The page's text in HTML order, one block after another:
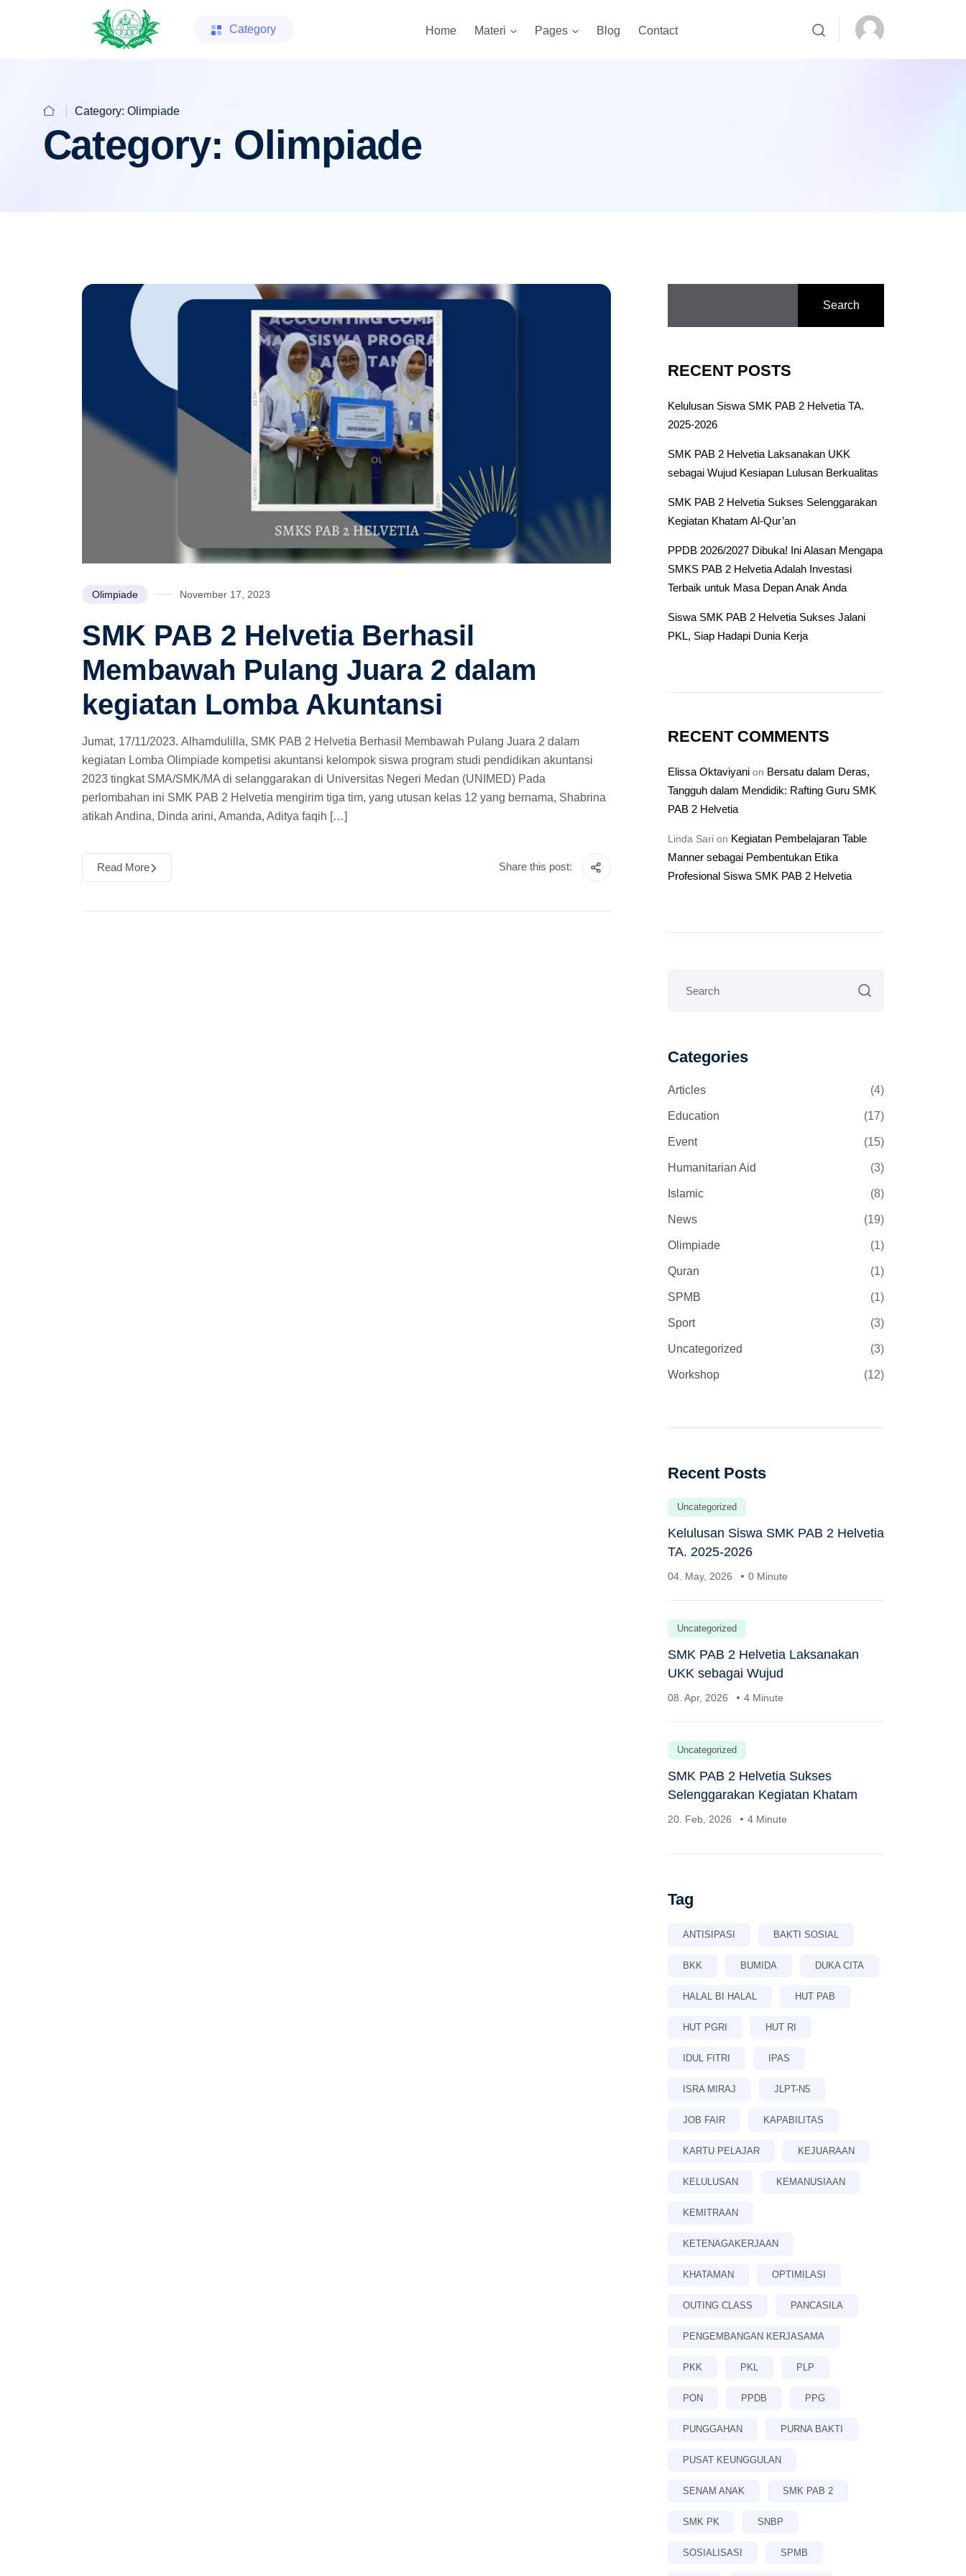
Category Home Materi Pages Blog Contact
Category: Olimpiade
Category: Olimpiade
Olimpiade November 17, 2023
SMK PAB 2 Helvetia Berhasil
Membawah Pulang Juara 2 dalam
kegiatan Lomba Akuntansi
Jumat, 17/11/2023. Alhamdulilla, SMK PAB 2 Helvetia Berhasil Membawah Pulang Juara 2 dalam
kegiatan Lomba Olimpiade kompetisi akuntansi kelompok siswa program studi pendidikan akuntansi
2023 tingkat SMA/SMK/MA di selanggarakan di Universitas Negeri Medan (UNIMED) Pada
perlombahan ini SMK PAB 2 Helvetia mengirim tiga tim, yang utusan kelas 12 yang bernama, Shabrina
atikah Andina, Dinda arini, Amanda, Aditya faqih […]
Read More Share this post:
Search
RECENT POSTS
Kelulusan Siswa SMK PAB 2 Helvetia TA.
2025-2026
SMK PAB 2 Helvetia Laksanakan UKK
sebagai Wujud Kesiapan Lulusan Berkualitas
SMK PAB 2 Helvetia Sukses Selenggarakan
Kegiatan Khatam Al-Qur’an
PPDB 2026/2027 Dibuka! Ini Alasan Mengapa
SMKS PAB 2 Helvetia Adalah Investasi
Terbaik untuk Masa Depan Anak Anda
Siswa SMK PAB 2 Helvetia Sukses Jalani
PKL, Siap Hadapi Dunia Kerja
RECENT COMMENTS
Elissa Oktaviyani on Bersatu dalam Deras,
Tangguh dalam Mendidik: Rafting Guru SMK
PAB 2 Helvetia
Linda Sari on Kegiatan Pembelajaran Table
Manner sebagai Pembentukan Etika
Profesional Siswa SMK PAB 2 Helvetia
Categories
Articles (4)
Education (17)
Event (15)
Humanitarian Aid (3)
Islamic (8)
News (19)
Olimpiade (1)
Quran (1)
SPMB (1)
Sport (3)
Uncategorized (3)
Workshop (12)
Recent Posts
Uncategorized
Kelulusan Siswa SMK PAB 2 Helvetia
TA. 2025-2026
04. May, 2026 0 Minute
Uncategorized
SMK PAB 2 Helvetia Laksanakan
UKK sebagai Wujud
08. Apr, 2026 4 Minute
Uncategorized
SMK PAB 2 Helvetia Sukses
Selenggarakan Kegiatan Khatam
20. Feb, 2026 4 Minute
Tag
ANTISIPASI BAKTI SOSIAL
BKK BUMIDA DUKA CITA
HALAL BI HALAL HUT PAB
HUT PGRI HUT RI
IDUL FITRI IPAS
ISRA MIRAJ JLPT-N5
JOB FAIR KAPABILITAS
KARTU PELAJAR KEJUARAAN
KELULUSAN KEMANUSIAAN
KEMITRAAN
KETENAGAKERJAAN
KHATAMAN OPTIMILASI
OUTING CLASS PANCASILA
PENGEMBANGAN KERJASAMA
PKK PKL PLP
PON PPDB PPG
PUNGGAHAN PURNA BAKTI
PUSAT KEUNGGULAN
SENAM ANAK SMK PAB 2
SMK PK SNBP
SOSIALISASI SPMB